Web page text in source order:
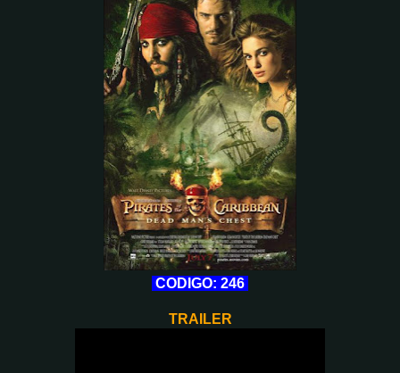
CODIGO: 246
TRAILER